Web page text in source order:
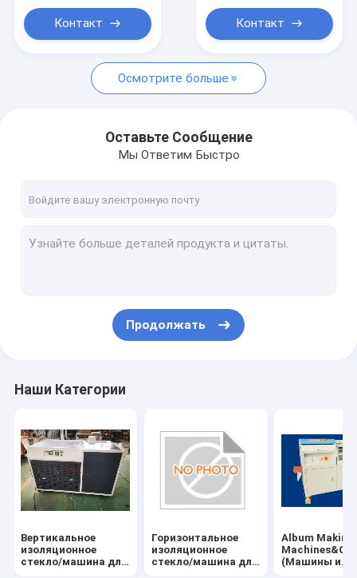
Вертикальное изоляционное стекло/машина для
Горизонтальное изоляционное стекло/машина для
Машина для окон и дверей из ПВХ
Двери и окна оборудование и аксессуары
Контакт Контакт
Осмотрите больше
Оставьте Сообщение
Мы Ответим Быстро
Продолжать
Наши Категории
Вертикальное
изоляционное
стекло/машина для
Горизонтальное
изоляционное
стекло/машина для
Album Making
(Машины и